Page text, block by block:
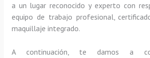
a un lugar reconocido y experto con
equipo de trabajo profesional,
maquillaje integrado.
A continuación, te damos a